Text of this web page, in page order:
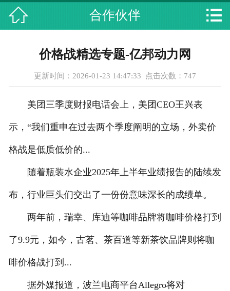
设备展示
合作伙伴
人才招聘
 合作伙伴 
价格战精选专题-亿邦动力网
更新时间：2026-01-23 14:47:33 点击次数： 747
美团三季度财报电话会上，美团CEO王兴表
示，“我们重申在过去两个季度阐明的立场，外卖价
格战是低质低价的...
随着瓶装水企业2025年上半年业绩报告的陆续发
布，行业巨头们交出了一份份意味深长的成绩单。
两年前，瑞幸、库迪等咖啡品牌将咖啡价格打到
了9.9元，如今，古茗、茶百道等新茶饮品牌则将咖
啡价格战打到...
据外媒报道，波兰电商平台Allegro将对